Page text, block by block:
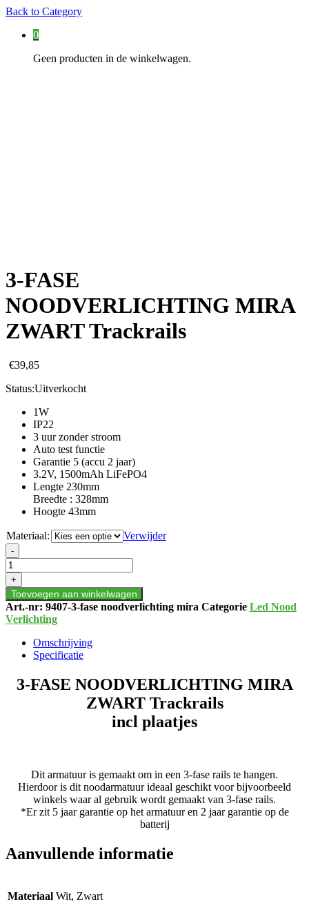
Back to Category
0
Geen producten in de winkelwagen.
3-FASE
NOODVERLICHTING MIRA
ZWART Trackrails
€39,85
Status:Uitverkocht
1W
IP22
3 uur zonder stroom
Auto test functie
Garantie 5 (accu 2 jaar)
3.2V, 1500mAh LiFePO4
Lengte 230mm
Breedte : 328mm
Hoogte 43mm
Materiaal:
Verwijder
3-
FASE
NOODVERLICHTING
MIRA
ZWART
Trackrails
aantal
-
+
Toevoegen aan winkelwagen
Art.-nr: 9407-3-fase noodverlichting mira Categorie Led Nood
Verlichting
Omschrijving
Specificatie
3-FASE NOODVERLICHTING MIRA
ZWART Trackrails
incl plaatjes
Dit armatuur is gemaakt om in een 3-fase rails te hangen.
Hierdoor is dit noodarmatuur ideaal geschikt voor bijvoorbeeld
winkels waar al gebruik wordt gemaakt van 3-fase rails.
*Er zit 5 jaar garantie op het armatuur en 2 jaar garantie op de
batterij
Aanvullende informatie
Materiaal Wit, Zwart